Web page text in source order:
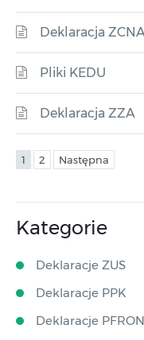
Deklaracja
Pliki KEDU
Deklaracja ZZA
1 2 Następna
Kategorie
Deklaracje ZUS
Deklaracje PPK
Deklaracje PFRON